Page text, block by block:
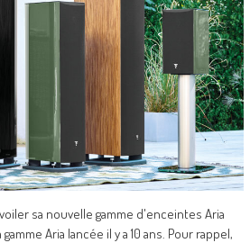
sa nouvelle gamme d'enceintes Aria
Aria lancée il y a 10 ans. Pour rappel,